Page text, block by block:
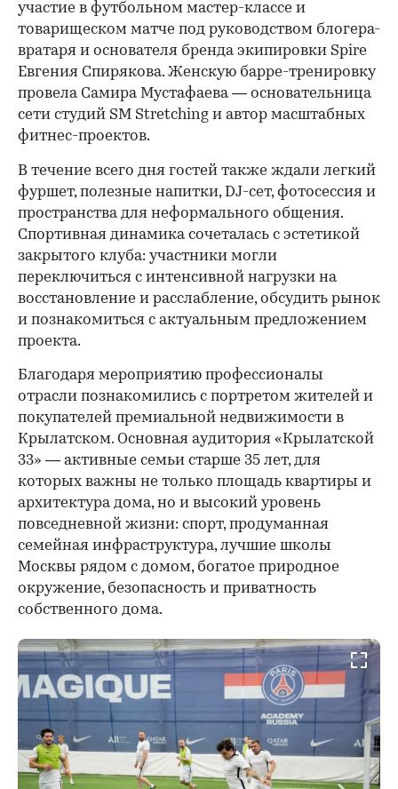
участие в футбольном мастер-классе и
товарищеском матче под руководством блогера-
вратаря и основателя бренда экипировки Spire
Евгения Спирякова. Женскую барре-тренировку
провела Самира Мустафаева — основательница
сети студий SM Stretching и автор масштабных
фитнес-проектов.
В течение всего дня гостей также ждали легкий
фуршет, полезные напитки, DJ-сет, фотосессия и
пространства для неформального общения.
Спортивная динамика сочеталась с эстетикой
закрытого клуба: участники могли
переключиться с интенсивной нагрузки на
восстановление и расслабление, обсудить рынок
и познакомиться с актуальным предложением
проекта.
Благодаря мероприятию профессионалы
отрасли познакомились с портретом жителей и
покупателей премиальной недвижимости в
Крылатском. Основная аудитория «Крылатской
33» — активные семьи старше 35 лет, для
которых важны не только площадь квартиры и
архитектура дома, но и высокий уровень
повседневной жизни: спорт, продуманная
семейная инфраструктура, лучшие школы
Москвы рядом с домом, богатое природное
окружение, безопасность и приватность
собственного дома.